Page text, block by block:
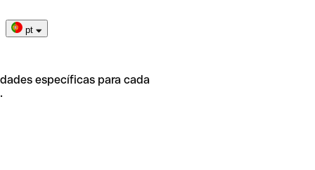
pt
específicas para cada